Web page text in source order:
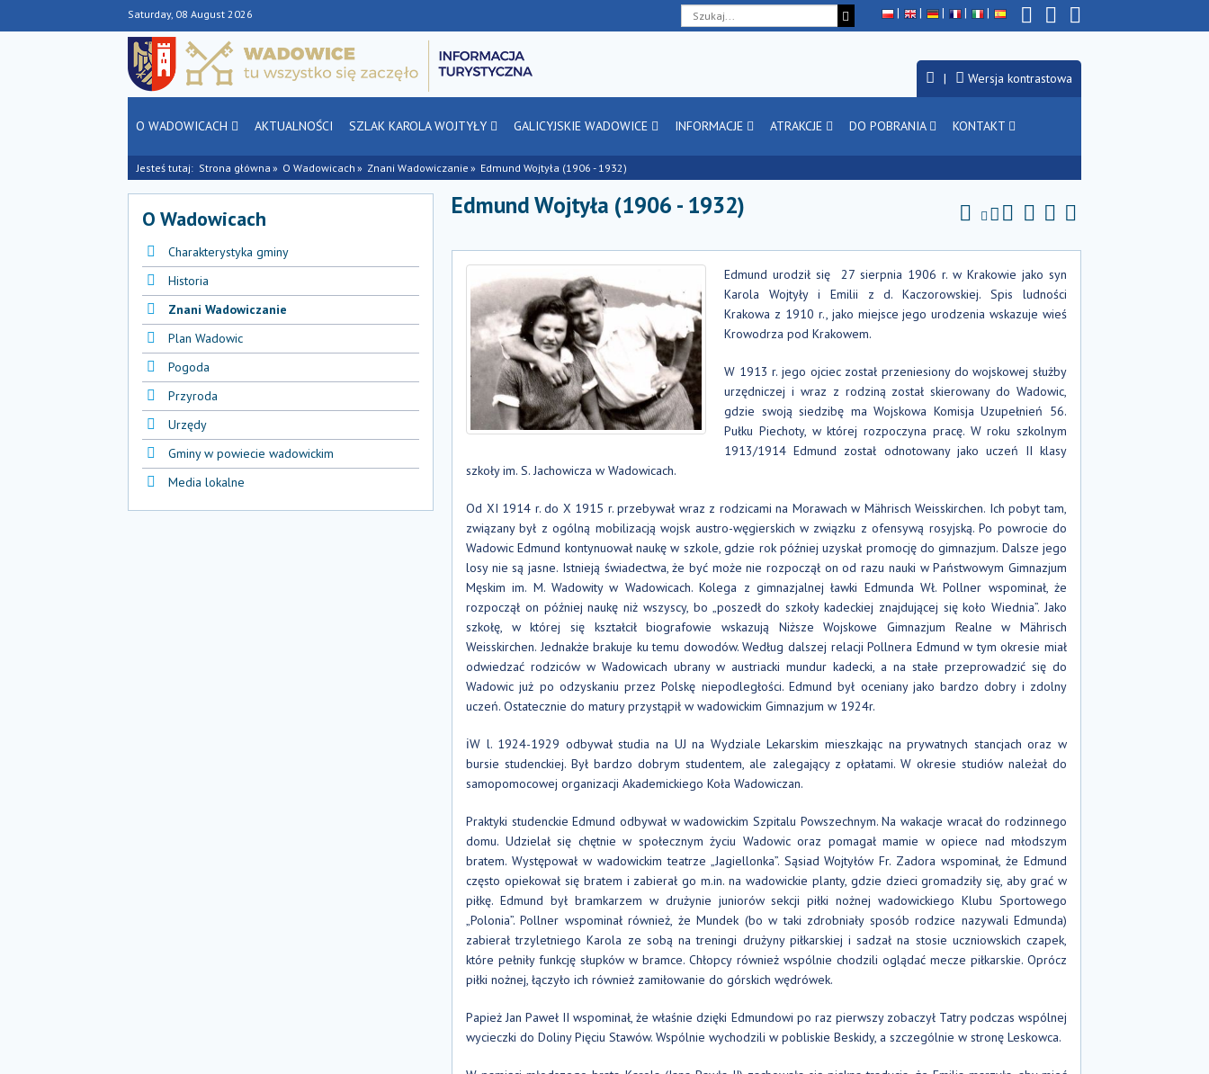
dostępności
do
do
do
Saturday, 08 August 2026
Wersja kontrastowa
O WADOWICACH AKTUALNOŚCI SZLAK KAROLA WOJTYŁY GALICYJSKIE WADOWICE INFORMACJE ATRAKCJE DO POBRANIA KONTAKT
Jesteś tutaj: Strona główna O Wadowicach Znani Wadowiczanie Edmund Wojtyła (1906 - 1932)
O Wadowicach
Charakterystyka gminy
Historia
Znani Wadowiczanie
Plan Wadowic
Pogoda
Przyroda
Urzędy
Gminy w powiecie wadowickim
Media lokalne
Edmund Wojtyła (1906 - 1932)
Edmund urodził się 27 sierpnia 1906 r. w Krakowie jako syn
Karola Wojtyły i Emilii z d. Kaczorowskiej. Spis ludności
Krakowa z 1910 r., jako miejsce jego urodzenia wskazuje wieś
Krowodrza pod Krakowem.
W 1913 r. jego ojciec został przeniesiony do wojskowej służby
urzędniczej i wraz z rodziną został skierowany do Wadowic,
gdzie swoją siedzibę ma Wojskowa Komisja Uzupełnień 56.
Pułku Piechoty, w której rozpoczyna pracę. W roku szkolnym
1913/1914 Edmund został odnotowany jako uczeń II klasy
szkoły im. S. Jachowicza w Wadowicach.
Od XI 1914 r. do X 1915 r. przebywał wraz z rodzicami na Morawach w Mährisch Weisskirchen. Ich pobyt tam,
związany był z ogólną mobilizacją wojsk austro-węgierskich w związku z ofensywą rosyjską. Po powrocie do
Wadowic Edmund kontynuował naukę w szkole, gdzie rok później uzyskał promocję do gimnazjum. Dalsze jego
losy nie są jasne. Istnieją świadectwa, że być może nie rozpoczął on od razu nauki w Państwowym Gimnazjum
Męskim im. M. Wadowity w Wadowicach. Kolega z gimnazjalnej ławki Edmunda Wł. Pollner wspominał, że
rozpoczął on później naukę niż wszyscy, bo „poszedł do szkoły kadeckiej znajdującej się koło Wiednia”. Jako
szkołę, w której się kształcił biografowie wskazują Niższe Wojskowe Gimnazjum Realne w Mährisch
Weisskirchen. Jednakże brakuje ku temu dowodów. Według dalszej relacji Pollnera Edmund w tym okresie miał
odwiedzać rodziców w Wadowicach ubrany w austriacki mundur kadecki, a na stałe przeprowadzić się do
Wadowic już po odzyskaniu przez Polskę niepodległości. Edmund był oceniany jako bardzo dobry i zdolny
uczeń. Ostatecznie do matury przystąpił w wadowickim Gimnazjum w 1924r.
ℹW l. 1924-1929 odbywał studia na UJ na Wydziale Lekarskim mieszkając na prywatnych stancjach oraz w
bursie studenckiej. Był bardzo dobrym studentem, ale zalegający z opłatami. W okresie studiów należał do
samopomocowej organizacji Akademickiego Koła Wadowiczan.
Praktyki studenckie Edmund odbywał w wadowickim Szpitalu Powszechnym. Na wakacje wracał do rodzinnego
domu. Udzielał się chętnie w społecznym życiu Wadowic oraz pomagał mamie w opiece nad młodszym
bratem. Występował w wadowickim teatrze „Jagiellonka”. Sąsiad Wojtyłów Fr. Zadora wspominał, że Edmund
często opiekował się bratem i zabierał go m.in. na wadowickie planty, gdzie dzieci gromadziły się, aby grać w
piłkę. Edmund był bramkarzem w drużynie juniorów sekcji piłki nożnej wadowickiego Klubu Sportowego
„Polonia”. Pollner wspominał również, że Mundek (bo w taki zdrobniały sposób rodzice nazywali Edmunda)
zabierał trzyletniego Karola ze sobą na treningi drużyny piłkarskiej i sadzał na stosie uczniowskich czapek,
które pełniły funkcję słupków w bramce. Chłopcy również wspólnie chodzili oglądać mecze piłkarskie. Oprócz
piłki nożnej, łączyło ich również zamiłowanie do górskich wędrówek.
Papież Jan Paweł II wspominał, że właśnie dzięki Edmundowi po raz pierwszy zobaczył Tatry podczas wspólnej
wycieczki do Doliny Pięciu Stawów. Wspólnie wychodzili w pobliskie Beskidy, a szczególnie w stronę Leskowca.